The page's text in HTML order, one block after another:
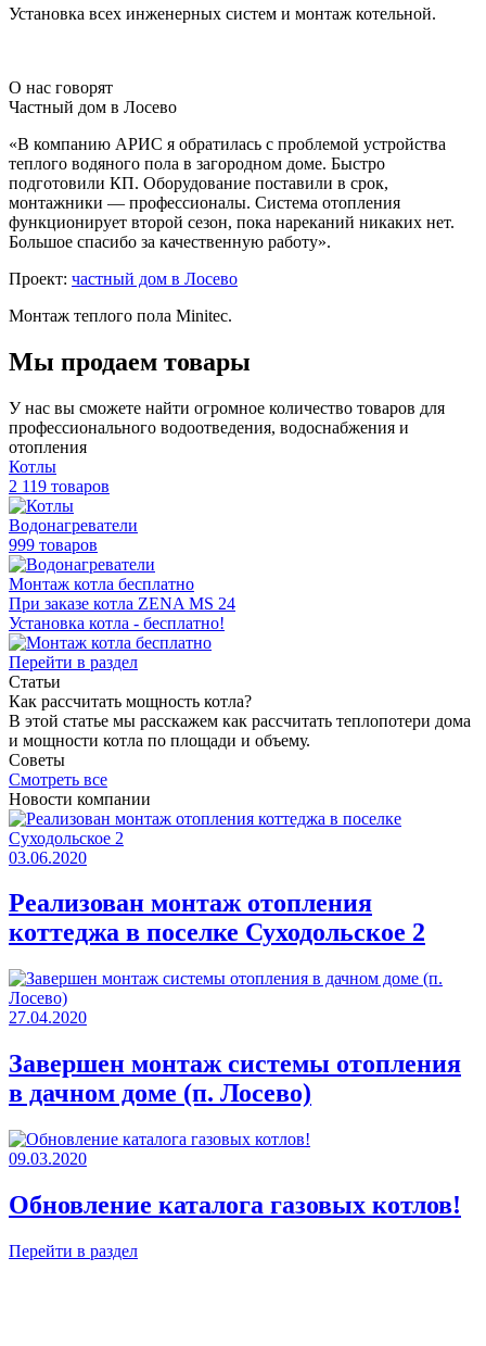
Установка всех инженерных систем и монтаж котельной.
О нас говорят
Частный дом в Лосево
«В компанию АРИС я обратилась с проблемой устройства
теплого водяного пола в загородном доме. Быстро
подготовили КП. Оборудование поставили в срок,
монтажники — профессионалы. Система отопления
функционирует второй сезон, пока нареканий никаких нет.
Большое спасибо за качественную работу».
Проект: частный дом в Лосево
Монтаж теплого пола Minitec.
Мы продаем товары
У нас вы сможете найти огромное количество товаров для
профессионального водоотведения, водоснабжения и
отопления
Котлы
2 119 товаров
Водонагреватели
999 товаров
Монтаж котла бесплатно
При заказе котла ZENA MS 24
Установка котла - бесплатно!
Перейти в раздел
Статьи
Как раcсчитать мощность котла?
В этой статье мы расскажем как рассчитать теплопотери дома
и мощности котла по площади и объему.
Советы
Смотреть все
Новости компании
03.06.2020
Реализован монтаж отопления
коттеджа в поселке Суходольское 2
27.04.2020
Завершен монтаж системы отопления
в дачном доме (п. Лосево)
09.03.2020
Обновление каталога газовых котлов!
Перейти в раздел